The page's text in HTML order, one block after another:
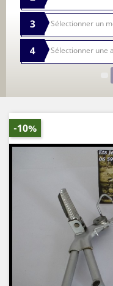
3
4
-10%